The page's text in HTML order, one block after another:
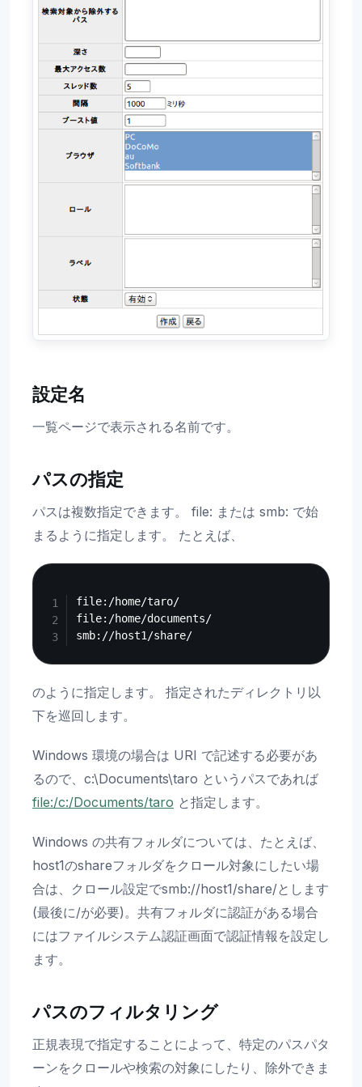
設定名
一覧ページで表示される名前です。
パスの指定
パスは複数指定できます。 file: または smb: で始
まるように指定します。 たとえば、
file:/home/taro/
file:/home/documents/
のように指定します。 指定されたディレクトリ以
下を巡回します。
Windows 環境の場合は URI で記述する必要があ
るので、c:\Documents\taro というパスであれば
file:/c:/Documents/taro と指定します。
Windows の共有フォルダについては、たとえば、
host1のshareフォルダをクロール対象にしたい場
合は、クロール設定でsmb://host1/share/とします
(最後に/が必要)。共有フォルダに認証がある場合
にはファイルシステム認証画面で認証情報を設定し
ます。
パスのフィルタリング
正規表現で指定することによって、特定のパスパタ
ーンをクロールや検索の対象にしたり、除外できま